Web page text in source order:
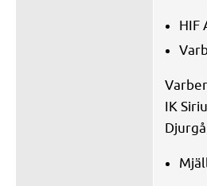
HIF
IK